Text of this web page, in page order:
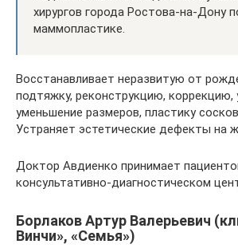
хирургов города Ростова-на-Дону
маммопластике.
Восстанавливает неразвитую от
подтяжку, реконструкцию, коррекцию,
уменьшение размеров, пластику
Устраняет эстетические дефекты на
Доктор Авдиенко принимает
консультативно-диагностическом
Борлаков Артур Валерьевич
Винчи», «Семья»)